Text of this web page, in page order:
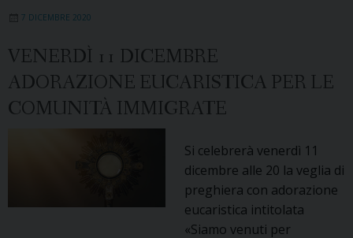
migrante
del
rifugiato
l’Arcivescovo
migranti
7 DICEMBRE 2020
VENERDÌ 11 DICEMBRE
ADORAZIONE EUCARISTICA PER LE
COMUNITÀ IMMIGRATE
Si celebrerà venerdì 11
dicembre alle 20 la veglia di
preghiera con adorazione
eucaristica intitolata
«Siamo venuti per